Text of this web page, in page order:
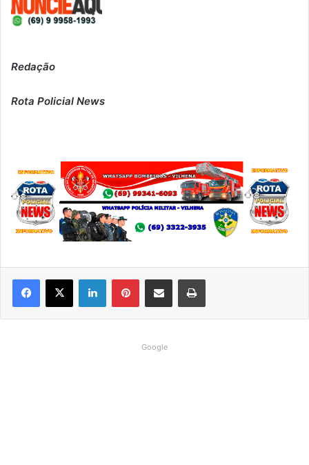
Redação
Rota Policial News
Google